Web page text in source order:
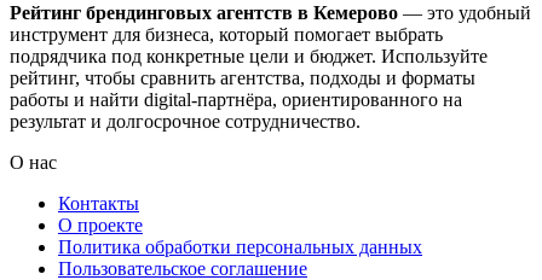
Рейтинг брендинговых агентств в Кемерово — это удобный
инструмент для бизнеса, который помогает выбрать
подрядчика под конкретные цели и бюджет. Используйте
рейтинг, чтобы сравнить агентства, подходы и форматы
работы и найти digital-партнёра, ориентированного на
результат и долгосрочное сотрудничество.
О нас
Контакты
О проекте
Политика обработки персональных данных
Пользовательское соглашение